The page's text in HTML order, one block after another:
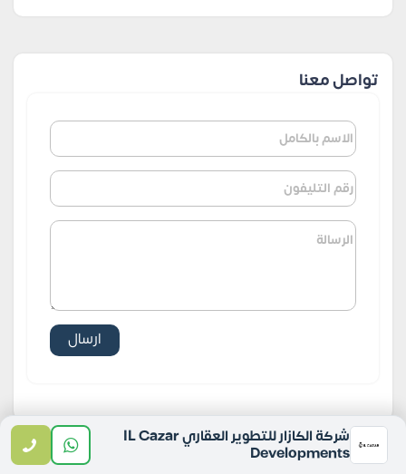
تواصل معنا
شركة الكازار للتطوير العقاري IL Cazar
Developments